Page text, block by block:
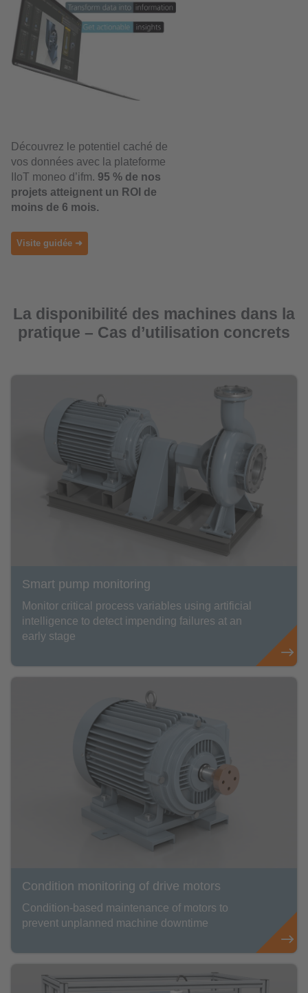
Découvrez le potentiel caché de
vos données avec la plateforme
IIoT moneo d’ifm. 95 % de nos
projets atteignent un ROI de
moins de 6 mois.
Visite guidée ➜
La disponibilité des machines dans la
pratique – Cas d’utilisation concrets
Smart pump monitoring
Monitor critical process variables using artificial
intelligence to detect impending failures at an
early stage
Condition monitoring of drive motors
Condition-based maintenance of motors to
prevent unplanned machine downtime